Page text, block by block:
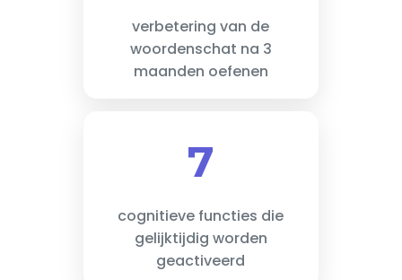
verbetering van de
woordenschat na 3
maanden oefenen
7
cognitieve functies die
gelijktijdig worden
geactiveerd